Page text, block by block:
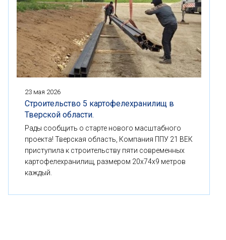
23 мая 2026
Строительство 5 картофелехранилищ в
Тверской области.
Рады сообщить о старте нового масштабного
проекта! Тверская область, Компания ППУ 21 ВЕК
приступила к строительству пяти современных
картофелехранилищ, размером 20x74x9 метров
каждый.